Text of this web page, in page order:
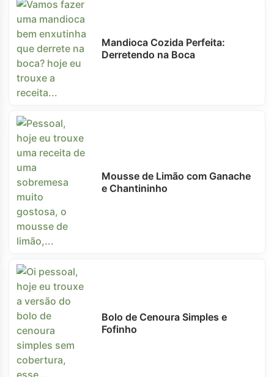
Mandioca Cozida Perfeita:
Derretendo na Boca
Mousse de Limão com Ganache
e Chantininho
Bolo de Cenoura Simples e
Fofinho